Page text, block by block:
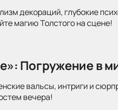
декораций, глубокие
магию Толстого на сцене!
Погружение в
вальсы, интриги и
вечера!